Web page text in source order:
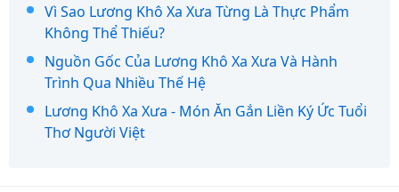
Vì Sao Lương Khô Xa Xưa Từng Là Thực Phẩm
Không Thể Thiếu?
Nguồn Gốc Của Lương Khô Xa Xưa Và Hành
Trình Qua Nhiều Thế Hệ
Lương Khô Xa Xưa - Món Ăn Gắn Liền Ký Ức Tuổi
Thơ Người Việt